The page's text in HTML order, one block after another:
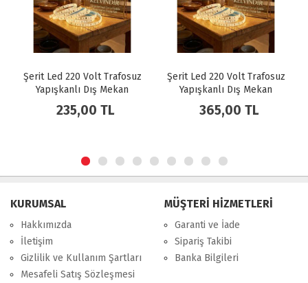
Trafosuz
Şerit Led 220 Volt Trafosuz
Yapışkanlı Dış Mekan
Günışığı Işık Fiş + 5 Metre
CT-4476
365,00 TL
Lamptime Şerit Led
İç Mekan Yeşil
116,00 TL
KURUMSAL
Hakkımızda
İletişim
Gizlilik ve Kullanım Şartları
Mesafeli Satış Sözleşmesi
MÜŞTERİ HİZMETLERİ
Garanti ve İade
Sipariş Takibi
Banka Bilgileri